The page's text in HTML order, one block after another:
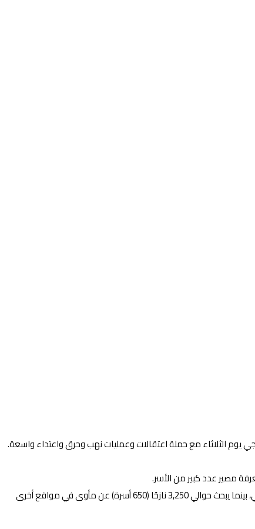
العشرات ووقوع 24 حالة اغتصاب في معسكر الحصاحيصا في زالنجي يوم الثلاثاء مع حملة اعتقالات وعمليات نهب وحرق واعتداء واسعة.
مصير عدد كبير من الأسر.
من جانبها كشفت مصفوفة تتبع النزوح التابعة لمنظمة الهجرة الدولية، إن 13 ألف نازح (2,600 أسرة) نزحوا يوم الثلاثاء إلى معسكر الحميدية في محلية زالنجي، بينما يبحث حوالي 3,250 نازحًا (650 أسرة) عن مأوى في مواقع أخرى